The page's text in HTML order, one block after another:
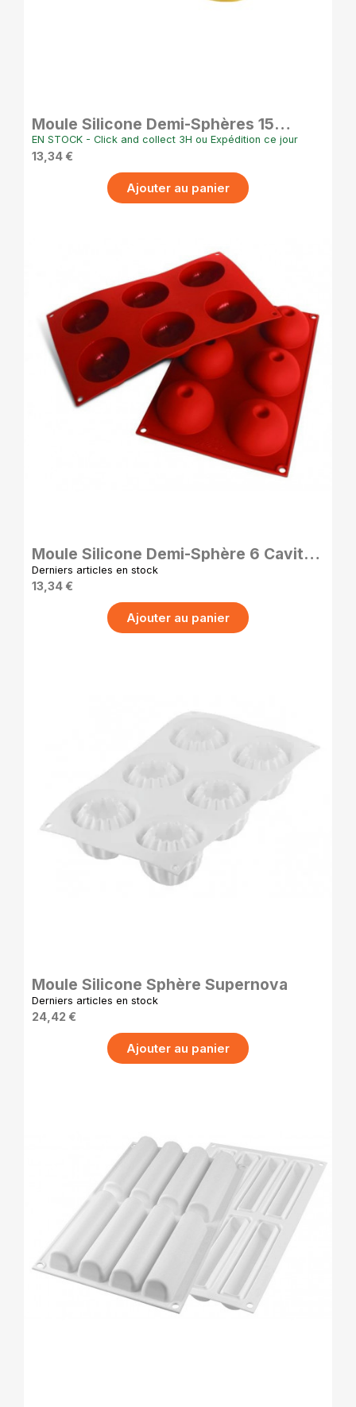
Moule Silicone Demi-Sphères 15
Cavités Ø45 mm Antiadhésif Pro
EN STOCK - Click and collect 3H ou Expédition ce jour
13,34 €
Ajouter au panier
Moule Silicone Demi-Sphère 6 Cavités
Antiadhésif Pro
Derniers articles en stock
13,34 €
Ajouter au panier
Moule Silicone Sphère Supernova
Derniers articles en stock
24,42 €
Ajouter au panier